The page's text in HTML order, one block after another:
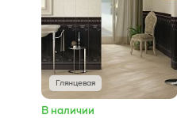
Глянцевая
В наличии